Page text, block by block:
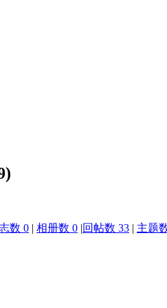
数 0 | 相册数 0 |回帖数 33 | 主题